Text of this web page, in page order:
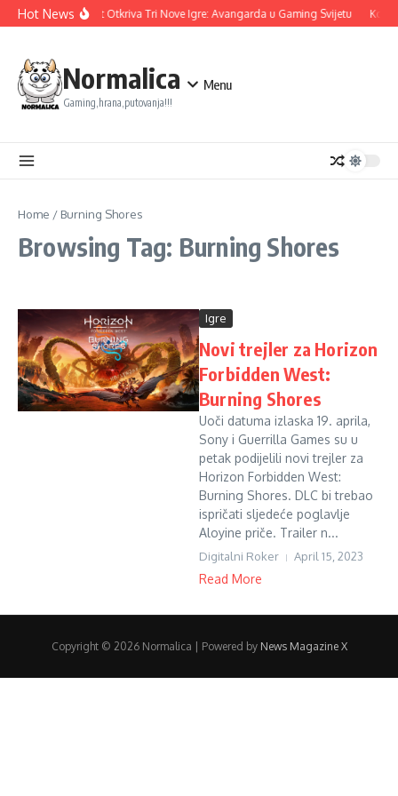
Skip to content
Hot NewsUbisoft Otkriva Tri Nove Igre: Avangarda u Gaming Svijetu
Normalica
Gaming,hrana,putovanja!!!
Menu
Home / Burning Shores
Browsing Tag: Burning Shores
Igre
Novi trejler za Horizon
Forbidden West:
Burning Shores
Uoči datuma izlaska 19. aprila,
Sony i Guerrilla Games su u
petak podijelili novi trejler za
Horizon Forbidden West:
Burning Shores. DLC bi trebao
ispričati sljedeće poglavlje
Aloyine priče. Trailer n...
Digitalni Roker April 15, 2023
Read More
Copyright © 2026 Normalica | Powered by News Magazine X